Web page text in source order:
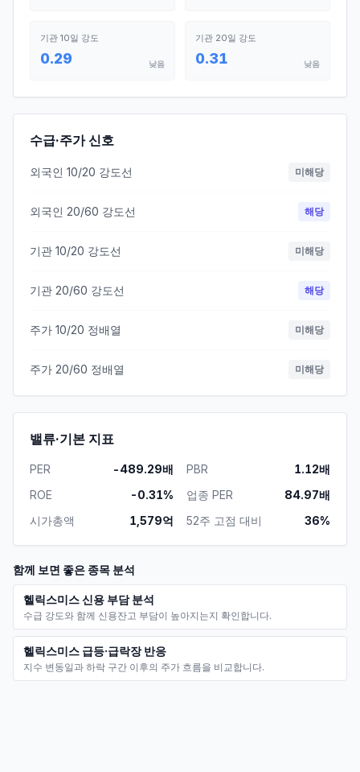
기관 10일 강도
0.29 낮음
기관 20일 강도
0.31 낮음
수급·주가 신호
외국인 10/20 강도선 미해당
외국인 20/60 강도선 해당
기관 10/20 강도선 미해당
기관 20/60 강도선 해당
주가 10/20 정배열 미해당
주가 20/60 정배열 미해당
밸류·기본 지표
PER -489.29배 PBR
1.12배
ROE
-0.31% 업종 PER
84.97배
시가총액
1,579억 52주 고점 대비 36%
함께 보면 좋은 종목 분석
헬릭스미스신용 부담 분석
수급 강도와 함께 신용잔고 부담이 높아지는지 확인합니다.
헬릭스미스 급등·급락장 반응
지수 변동일과 하락 구간 이후의 주가 흐름을 비교합니다.